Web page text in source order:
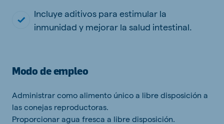
Incluye aditivos para estimular la
inmunidad y mejorar la salud intestinal.
Modo de empleo
Administrar como alimento único a libre disposición a
las conejas reproductoras.
Proporcionar agua fresca a libre disposición.